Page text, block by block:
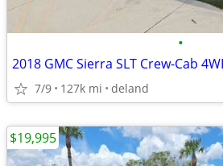
•
7/9 127k mi deland
$19,995